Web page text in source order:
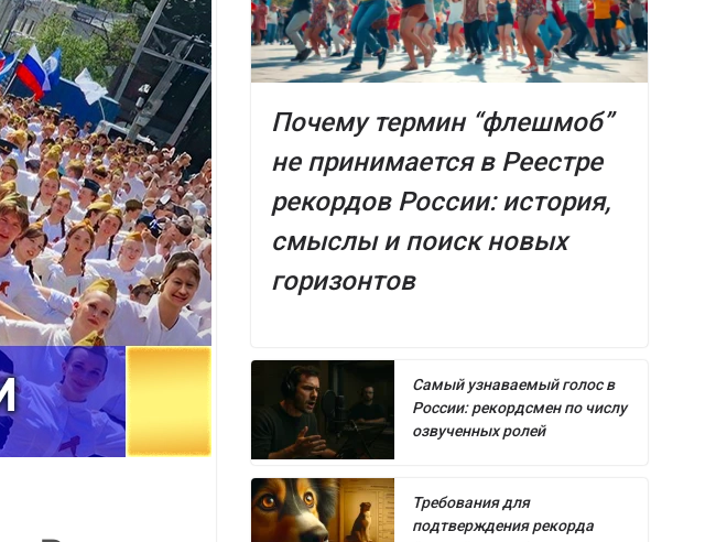
Почему термин “флешмоб”
не принимается в Реестре
рекордов России: история,
смыслы и поиск новых
горизонтов
Самый узнаваемый голос в
России: рекордсмен по числу
озвученных ролей
Требования для
подтверждения рекорда